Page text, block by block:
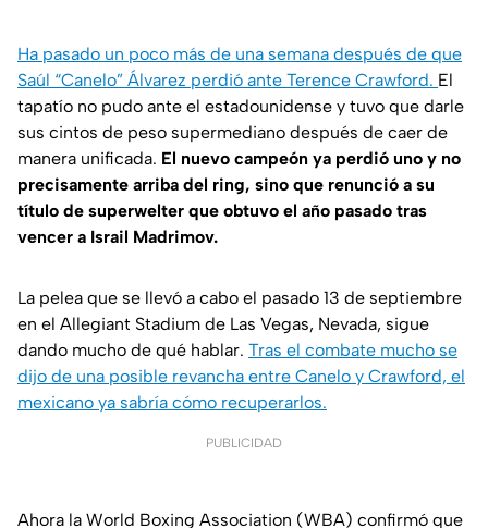
Ha pasado un poco más de una semana después de que
Saúl “Canelo” Álvarez perdió ante Terence Crawford. El
tapatío no pudo ante el estadounidense y tuvo que darle
sus cintos de peso supermediano después de caer de
manera unificada. El nuevo campeón ya perdió uno y no
precisamente arriba del ring, sino que renunció a su
título de superwelter que obtuvo el año pasado tras
vencer a Israil Madrimov.
La pelea que se llevó a cabo el pasado 13 de septiembre
en el Allegiant Stadium de Las Vegas, Nevada, sigue
dando mucho de qué hablar. Tras el combate mucho se
dijo de una posible revancha entre Canelo y Crawford, el
mexicano ya sabría cómo recuperarlos.
PUBLICIDAD
Ahora la World Boxing Association (WBA) confirmó que